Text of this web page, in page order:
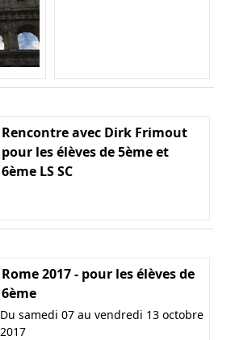
Rencontre avec Dirk Frimout
pour les élèves de 5ème et
6ème LS SC
Rome 2017 - pour les élèves de
6ème
Du samedi 07 au vendredi 13 octobre
2017